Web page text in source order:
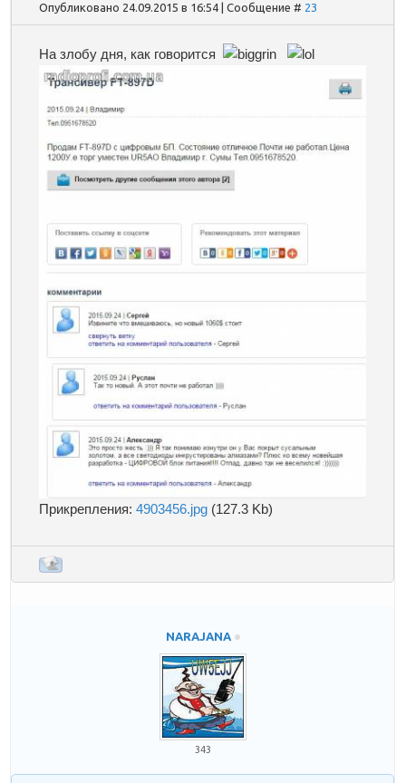
Опубликовано 24.09.2015 в 16:54 | Сообщение # 23
На злобу дня, как говорится
Прикрепления:4903456.jpg (127.3 Kb)
NARAJANA
343